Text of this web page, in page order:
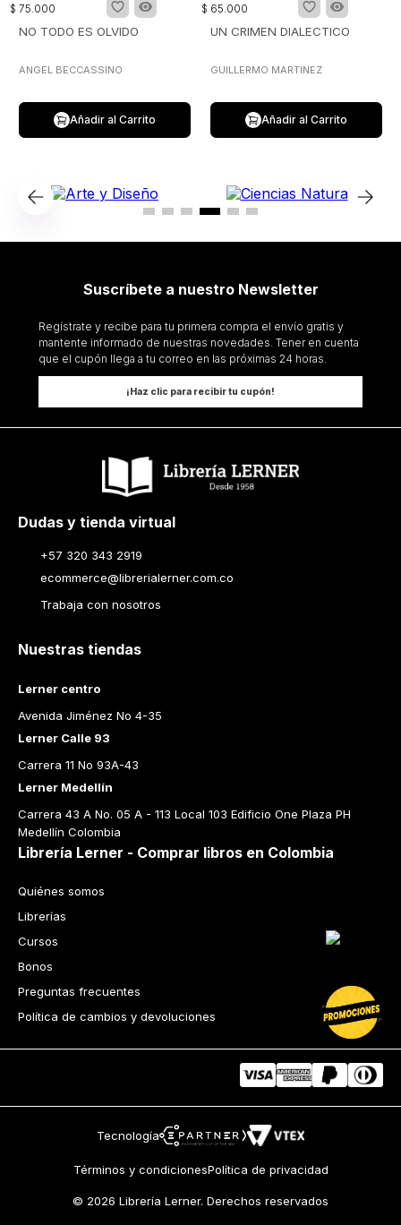
$ 75.000
NO TODO ES OLVIDO
ANGEL BECCASSINO
Añadir al Carrito
$ 65.000
UN CRIMEN DIALECTICO
GUILLERMO MARTINEZ
Añadir al Carrito
Suscríbete a nuestro Newsletter
Regístrate y recibe para tu primera compra el envío gratis y
mantente informado de nuestras novedades. Tener en cuenta
que el cupón llega a tu correo en las próximas 24 horas.
¡Haz clic para recibir tu cupón!
Dudas y tienda virtual
+57 320 343 2919
ecommerce@librerialerner.com.co
Trabaja con nosotros
Nuestras tiendas
Lerner centro
Avenida Jiménez No 4-35
Lerner Calle 93
Carrera 11 No 93A-43
Lerner Medellín
Carrera 43 A No. 05 A - 113 Local 103 Edificio One Plaza PH
Medellín Colombia
Librería Lerner - Comprar libros en Colombia
Quiénes somos
Librerías
Cursos
Bonos
Preguntas frecuentes
Política de cambios y devoluciones
Tecnología
Términos y condicionesPolítica de privacidad
© 2026 Librería Lerner. Derechos reservados